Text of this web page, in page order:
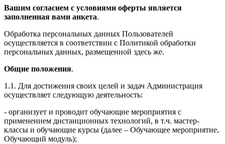
Вашим согласием с условиями оферты является
заполненная вами анкета.
Обработка персональных данных Пользователей
осуществляется в соответствии с Политикой обработки
персональных данных, размещенной здесь же.
Общие положения.
1.1. Для достижения своих целей и задач Администрация
осуществляет следующую деятельность:
- организует и проводит обучающие мероприятия с
применением дистанционных технологий, в т.ч. мастер-
классы и обучающие курсы (далее – Обучающее мероприятие,
Обучающий модуль);